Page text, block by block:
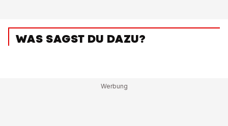
WAS SAGST DU DAZU?